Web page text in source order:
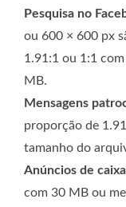
Pesquisa no
ou 600 × 600 px
1.91:1 ou 1:1
MB.
Mensagens
proporção de
tamanho do
Anúncios de
com 30 MB ou